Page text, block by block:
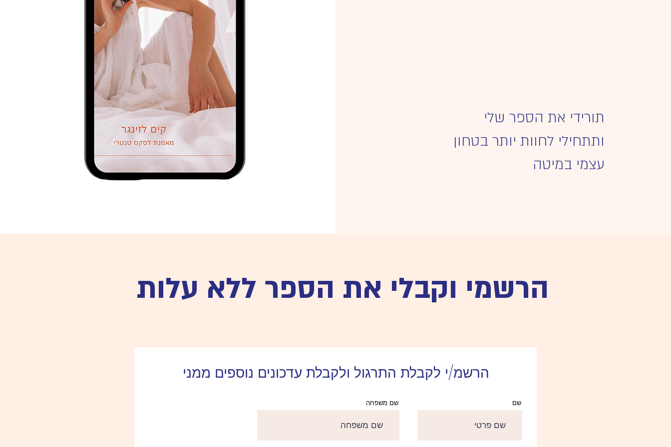
​תורידי את הספר שלי
ותתחילי לחוות יותר בטחון
הרשמי וקבלי את הספר ללא עלות
הרשמ/י לקבלת התרגול ולקבלת עדכונים נוספים ממני
שם משפחה שם